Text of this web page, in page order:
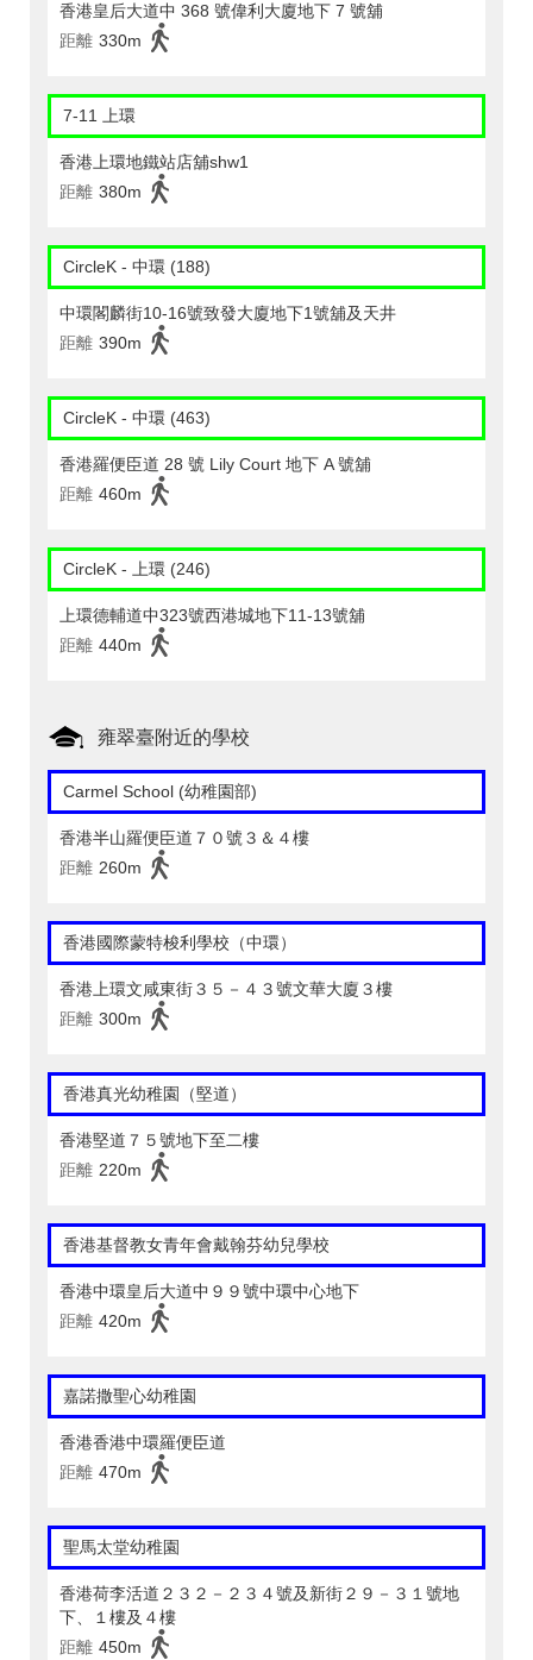
香港皇后大道中 368 號偉利大廈地下 7 號舖
距離 330m
7-11 上環
香港上環地鐵站店舖shw1
距離 380m
CircleK - 中環 (188)
中環閣麟街10-16號致發大廈地下1號舖及天井
距離 390m
CircleK - 中環 (463)
香港羅便臣道 28 號 Lily Court 地下 A 號舖
距離 460m
CircleK - 上環 (246)
上環德輔道中323號西港城地下11-13號舖
距離 440m
雍翠臺附近的學校
Carmel School (幼稚園部)
香港半山羅便臣道７０號３＆４樓
距離 260m
香港國際蒙特梭利學校（中環）
香港上環文咸東街３５－４３號文華大廈３樓
距離 300m
香港真光幼稚園（堅道）
香港堅道７５號地下至二樓
距離 220m
香港基督教女青年會戴翰芬幼兒學校
香港中環皇后大道中９９號中環中心地下
距離 420m
嘉諾撒聖心幼稚園
香港香港中環羅便臣道
距離 470m
聖馬太堂幼稚園
香港荷李活道２３２－２３４號及新街２９－３１號地
下、１樓及４樓
距離 450m